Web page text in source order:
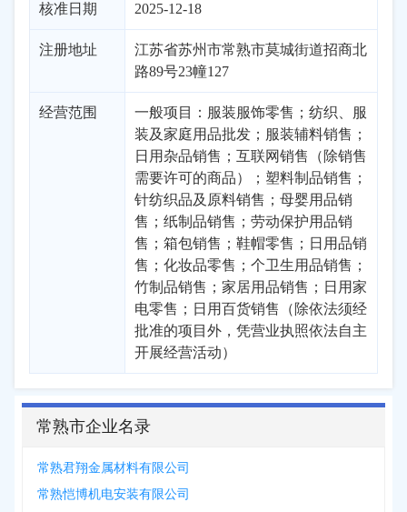
核准日期 2025-12-18
注册地址
江苏省苏州市常熟市莫城街道招商北
路89号23幢127
经营范围
一般项目：服装服饰零售；纺织、服
装及家庭用品批发；服装辅料销售；
日用杂品销售；互联网销售（除销售
需要许可的商品）；塑料制品销售；
针纺织品及原料销售；母婴用品销
售；纸制品销售；劳动保护用品销
售；箱包销售；鞋帽零售；日用品销
售；化妆品零售；个卫生用品销售；
竹制品销售；家居用品销售；日用家
电零售；日用百货销售（除依法须经
批准的项目外，凭营业执照依法自主
开展经营活动）
常熟市企业名录
常熟君翔金属材料有限公司
常熟恺博机电安装有限公司